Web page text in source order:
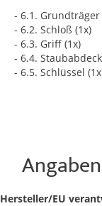
- 6.1. Grundträger
- 6.2. Schloß (1x)
- 6.3. Griff (1x)
- 6.4.
- 6.5. Schlüssel
Hersteller/EU